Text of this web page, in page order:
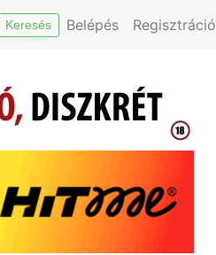
Keresés Belépés Regisztráció